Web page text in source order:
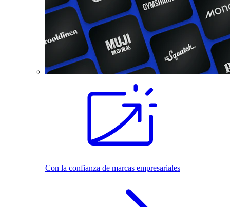
Con la confianza de marcas empresariales